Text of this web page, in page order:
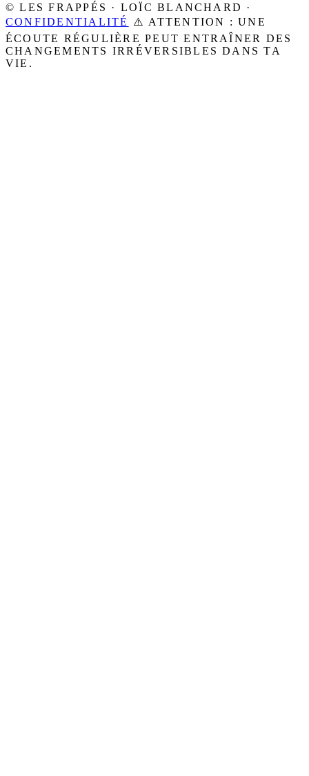
© LES FRAPPÉS · LOÏC BLANCHARD ·
CONFIDENTIALITÉ
⚠️ ATTENTION : UNE
ÉCOUTE RÉGULIÈRE PEUT ENTRAÎNER DES
CHANGEMENTS IRRÉVERSIBLES DANS TA
VIE.